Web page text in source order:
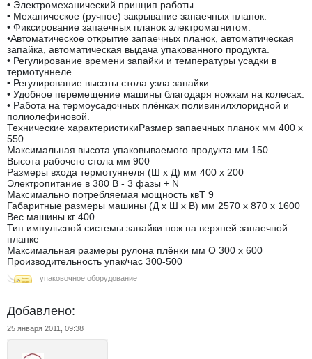
• Электромеханический принцип работы.
• Механическое (ручное) закрывание запаечных планок.
• Фиксирование запаечных планок электромагнитом.
•Автоматическое открытие запаечных планок, автоматическая
запайка, автоматическая выдача упакованного продукта.
• Регулирование времени запайки и температуры усадки в
термотуннеле.
• Регулирование высоты стола узла запайки.
• Удобное перемещение машины благодаря ножкам на колесах.
• Работа на термоусадочных плёнках поливинилхлоридной и
полиолефиновой.
Технические характеристикиРазмер запаечных планок мм 400 х
550
Максимальная высота упаковываемого продукта мм 150
Высота рабочего стола мм 900
Размеры входа термотуннеля (Ш х Д) мм 400 х 200
Электропитание в 380 В - 3 фазы + N
Максимально потребляемая мощность квТ 9
Габаритные размеры машины (Д х Ш х В) мм 2570 х 870 х 1600
Вес машины кг 400
Тип импульсной системы запайки нож на верхней запаечной
планке
Максимальная размеры рулона плёнки мм O 300 х 600
Производительность упак/час 300-500
упаковочное оборудование
Добавлено:
25 января 2011, 09:38